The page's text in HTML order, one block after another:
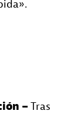
– Tras